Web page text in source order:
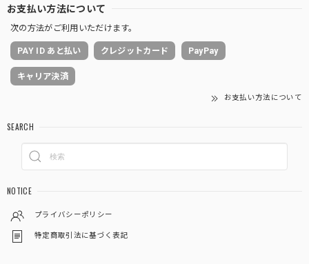
お支払い方法について
次の方法がご利用いただけます。
PAY ID あと払い クレジットカード PayPay
キャリア決済
お支払い方法について
SEARCH
NOTICE
プライバシーポリシー
特定商取引法に基づく表記